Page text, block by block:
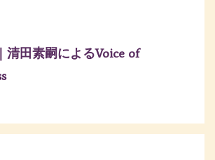
清田素嗣によるVoice of